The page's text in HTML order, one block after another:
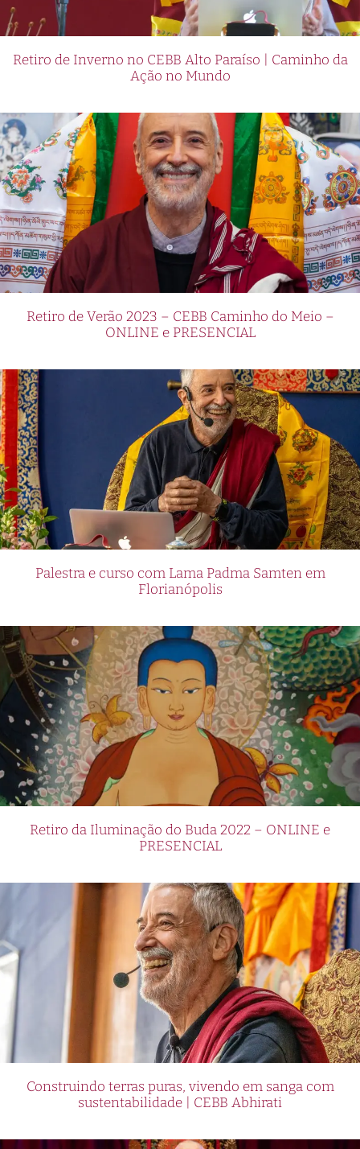
Retiro de Inverno no CEBB Alto Paraíso | Caminho da
Ação no Mundo
Retiro de Verão 2023 – CEBB Caminho do Meio –
ONLINE e PRESENCIAL
Palestra e curso com Lama Padma Samten em
Florianópolis
Retiro da Iluminação do Buda 2022 – ONLINE e
PRESENCIAL
Construindo terras puras, vivendo em sanga com
sustentabilidade | CEBB Abhirati